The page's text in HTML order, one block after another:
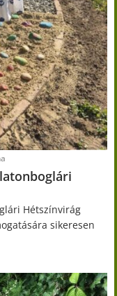
Hétszínvirág
sikeresen